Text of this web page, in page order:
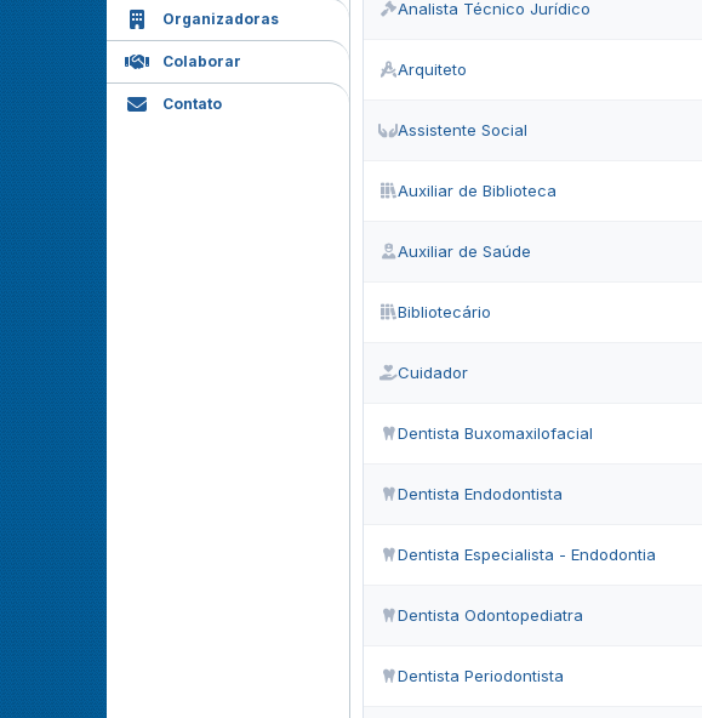
Organizadoras
Colaborar
Contato
Analista Técnico Jurídico
Arquiteto
Assistente Social
Auxiliar de Biblioteca
Auxiliar de Saúde
Bibliotecário
Cuidador
Dentista Buxomaxilofacial
Dentista Endodontista
Dentista Especialista - Endodontia
Dentista Odontopediatra
Dentista Periodontista